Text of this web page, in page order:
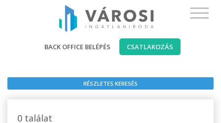
BACK OFFICE BELÉPÉS CSATLAKOZÁS
RÉSZLETES KERESÉS
0 találat